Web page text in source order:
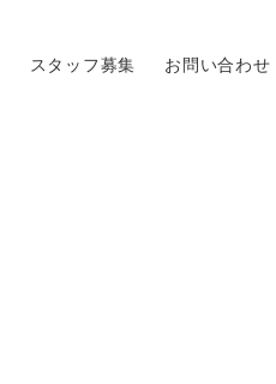
スタッフ募集 お問い合わせ